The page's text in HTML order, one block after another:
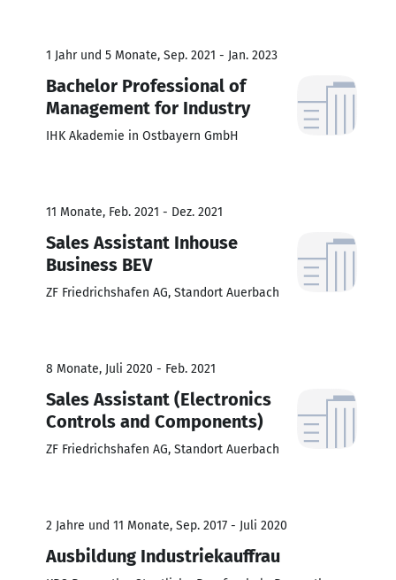
1 Jahr und 5 Monate, Sep. 2021 - Jan. 2023
Bachelor Professional of
Management for Industry
IHK Akademie in Ostbayern GmbH
11 Monate, Feb. 2021 - Dez. 2021
Sales Assistant Inhouse
Business BEV
ZF Friedrichshafen AG, Standort Auerbach
8 Monate, Juli 2020 - Feb. 2021
Sales Assistant (Electronics
Controls and Components)
ZF Friedrichshafen AG, Standort Auerbach
2 Jahre und 11 Monate, Sep. 2017 - Juli 2020
Ausbildung Industriekauffrau